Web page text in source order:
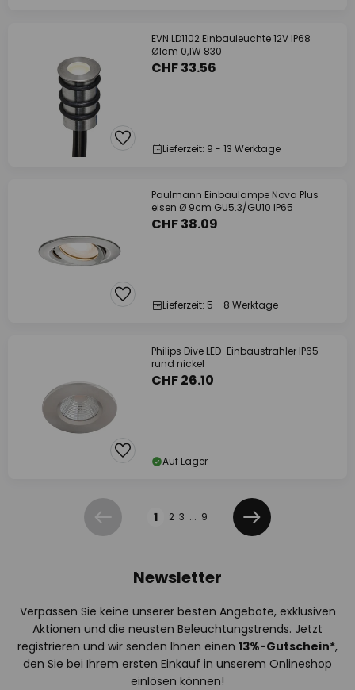
EVN LD1102 Einbauleuchte 12V IP68
Ø1cm 0,1W 830
CHF 33.56
Lieferzeit: 9 - 13 Werktage
Paulmann Einbaulampe Nova Plus
eisen Ø 9cm GU5.3/GU10 IP65
CHF 38.09
Lieferzeit: 5 - 8 Werktage
Philips Dive LED-Einbaustrahler IP65
rund nickel
CHF 26.10
Auf Lager
Zurück 1 2 3 ... 9
Weiter
Newsletter
Verpassen Sie keine unserer besten Angebote, exklusiven
Aktionen und die neusten Beleuchtungstrends. Jetzt
registrieren und wir senden Ihnen einen 13%-Gutschein*,
den Sie bei Ihrem ersten Einkauf in unserem Onlineshop
einlösen können!